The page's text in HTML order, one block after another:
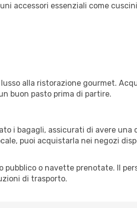
accessori essenziali come
alla ristorazione gourmet.
buon pasto prima di partire.
i bagagli, assicurati di avere una
puoi acquistarla nei negozi
o navette prenotate. Il
di trasporto.